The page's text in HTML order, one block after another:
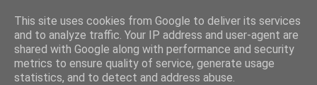
This site uses cookies from Google to deliver its services
and to analyze traffic. Your IP address and user-agent are
shared with Google along with performance and security
metrics to ensure quality of service, generate usage
statistics, and to detect and address abuse.